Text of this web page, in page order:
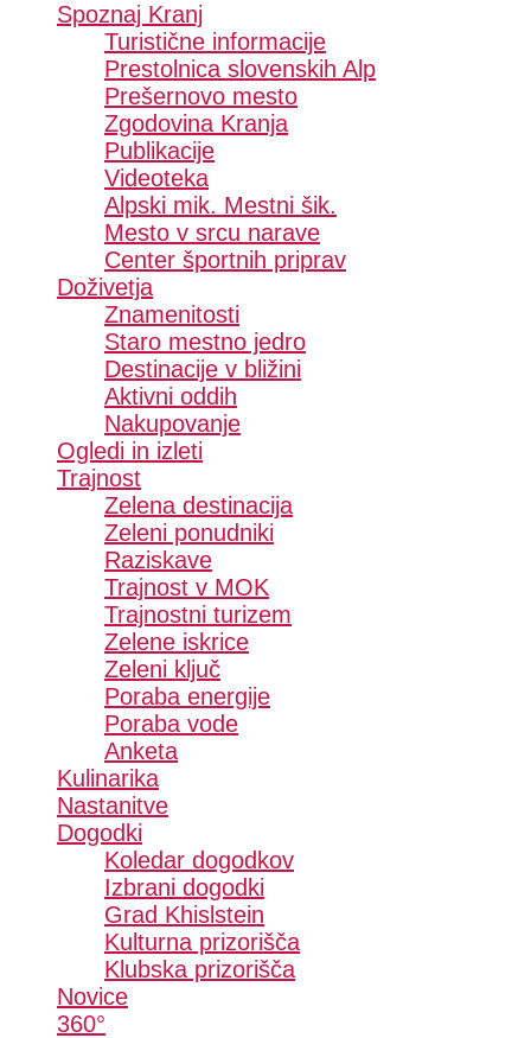
Spoznaj Kranj
Turistične informacije
Prestolnica slovenskih Alp
Prešernovo mesto
Zgodovina Kranja
Publikacije
Videoteka
Alpski mik. Mestni šik.
Mesto v srcu narave
Center športnih priprav
Doživetja
Znamenitosti
Staro mestno jedro
Destinacije v bližini
Aktivni oddih
Nakupovanje
Ogledi in izleti
Trajnost
Zelena destinacija
Zeleni ponudniki
Raziskave
Trajnost v MOK
Trajnostni turizem
Zelene iskrice
Zeleni ključ
Poraba energije
Poraba vode
Anketa
Kulinarika
Nastanitve
Dogodki
Koledar dogodkov
Izbrani dogodki
Grad Khislstein
Kulturna prizorišča
Klubska prizorišča
Novice
360°